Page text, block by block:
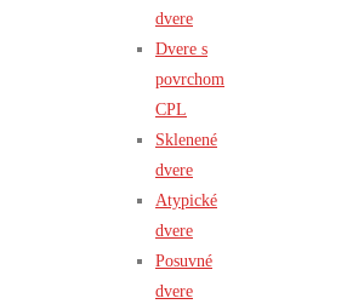
dvere
Dvere s
povrchom
CPL
Sklenené
dvere
Atypické
dvere
Posuvné
dvere